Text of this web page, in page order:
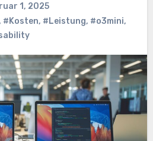
1, 2025
#Kosten, #Leistung, #o3mini,